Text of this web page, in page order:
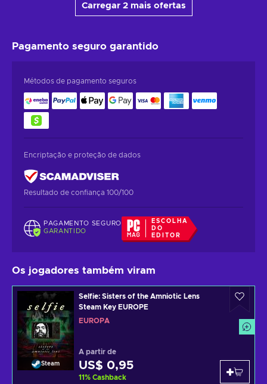
Carregar 2 mais ofertas
Pagamento seguro garantido
Métodos de pagamento seguros
Encriptação e proteção de dados
Resultado de confiança 100/100
PAGAMENTO SEGURO
GARANTIDO
ESCOLHA
DO
EDITOR
Os jogadores também viram
Steam
Selfie: Sisters of the Amniotic Lens
Steam Key EUROPE
EUROPA
A partir de
US$ 0,95
11% Cashback